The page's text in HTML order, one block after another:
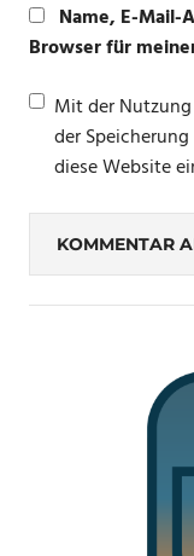
Name, E-Mail-
Browser für
Mit der
der
diese Website